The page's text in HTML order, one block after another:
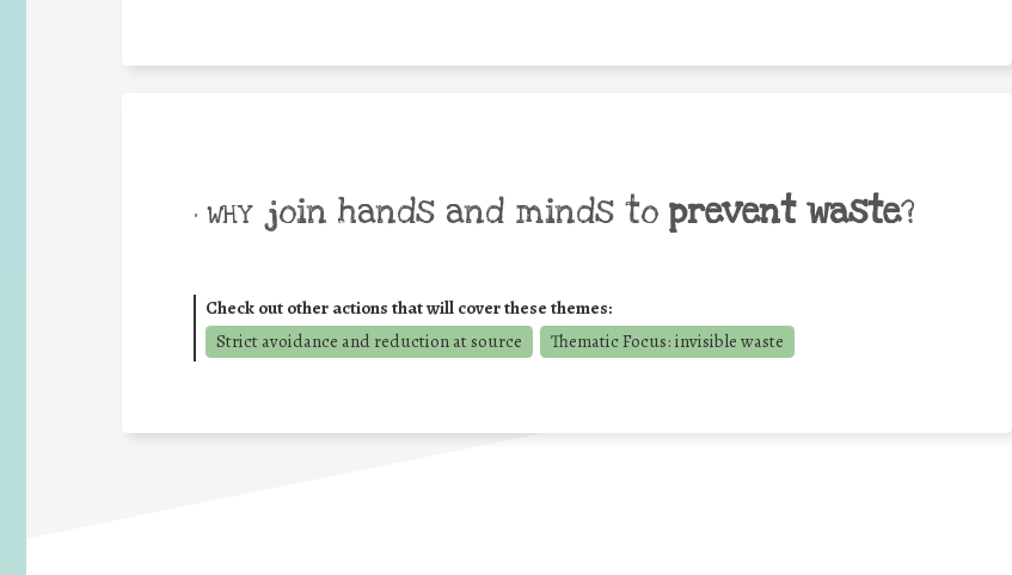
• WHY join hands and minds to prevent waste?
Check out other actions that will cover these themes:
Strict avoidance and reduction at source
Thematic Focus: invisible waste